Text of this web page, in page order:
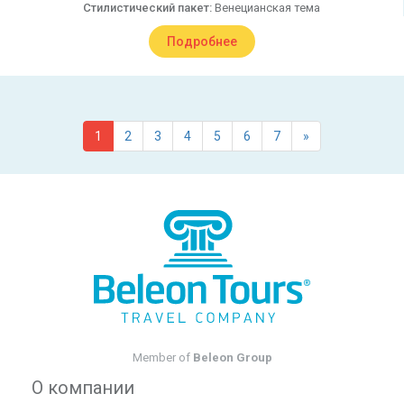
Стилистический пакет: Венецианская тема
Подробнее
1 2 3 4 5 6 7 »
Member of Beleon Group
О компании